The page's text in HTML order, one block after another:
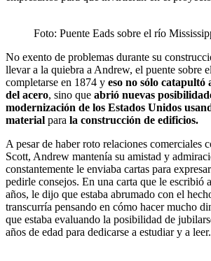
Foto: Puente Eads sobre el río
No exento de problemas durante su
llevar a la quiebra a Andrew, el puente sobre
completarse en 1874 y eso no sólo catapultó
del acero, sino que abrió nuevas
modernización de los Estados Unidos
material para la construcción de edificios.
A pesar de haber roto relaciones comerciales
Scott, Andrew mantenía su amistad y
constantemente le enviaba cartas para
pedirle consejos. En una carta que le escribió
años, le dijo que estaba abrumado con el
transcurría pensando en cómo hacer mucho
que estaba evaluando la posibilidad de
años de edad para dedicarse a estudiar y a leer.